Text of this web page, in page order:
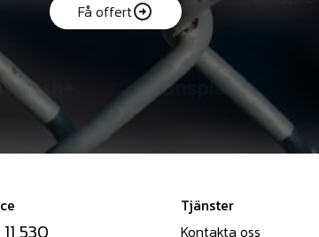
Få offert
Tjänster
Kontakta oss